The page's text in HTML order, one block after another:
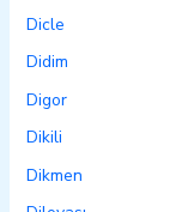
Dicle
Didim
Digor
Dikili
Dikmen